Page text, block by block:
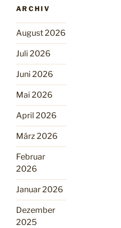
ARCHIV
August 2026
Juli 2026
Juni 2026
Mai 2026
April 2026
März 2026
Februar
2026
Januar 2026
Dezember
2025